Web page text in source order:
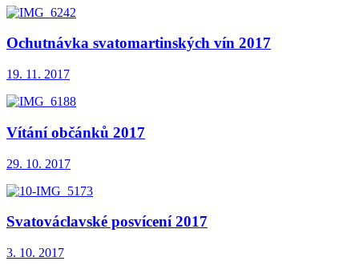
Ochutnávka svatomartinských vín 2017
19. 11. 2017
Vítání občánků 2017
29. 10. 2017
Svatováclavské posvícení 2017
3. 10. 2017